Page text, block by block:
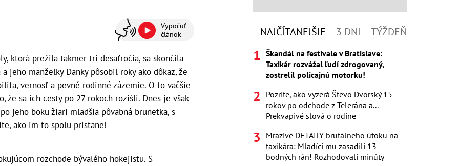
Vypočuť
článok
ktorá prežila takmer tri desaťročia, sa skončila
jeho manželky Danky pôsobil roky ako dôkaz, že
vernosť a pevné rodinné zázemie. O to väčšie
že sa ich cesty po 27 rokoch rozišli. Dnes je však
jeho boku žiari mladšia pôvabná brunetka, s
ako im to spolu pristane!
rozchode bývalého hokejistu. S
NAJČÍTANEJŠIE 3 DNI TÝŽDEŇ
Škandál na festivale v Bratislave:
Taxikár rozvážal ľudí zdrogovaný,
zostrelil policajnú motorku!
Pozrite, ako vyzerá Števo Dvorský 15
rokov po odchode z Telerána a...
Prekvapivé slová o rodine
Mrazivé DETAILY brutálneho útoku na
taxikára: Mladíci mu zasadili 13
bodných rán! Rozhodovali minúty